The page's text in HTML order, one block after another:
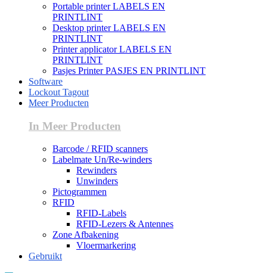
Portable printer LABELS EN
PRINTLINT
Desktop printer LABELS EN
PRINTLINT
Printer applicator LABELS EN
PRINTLINT
Pasjes Printer PASJES EN PRINTLINT
Software
Lockout Tagout
Meer Producten
In Meer Producten
Barcode / RFID scanners
Labelmate Un/Re-winders
Rewinders
Unwinders
Pictogrammen
RFID
RFID-Labels
RFID-Lezers & Antennes
Zone Afbakening
Vloermarkering
Gebruikt